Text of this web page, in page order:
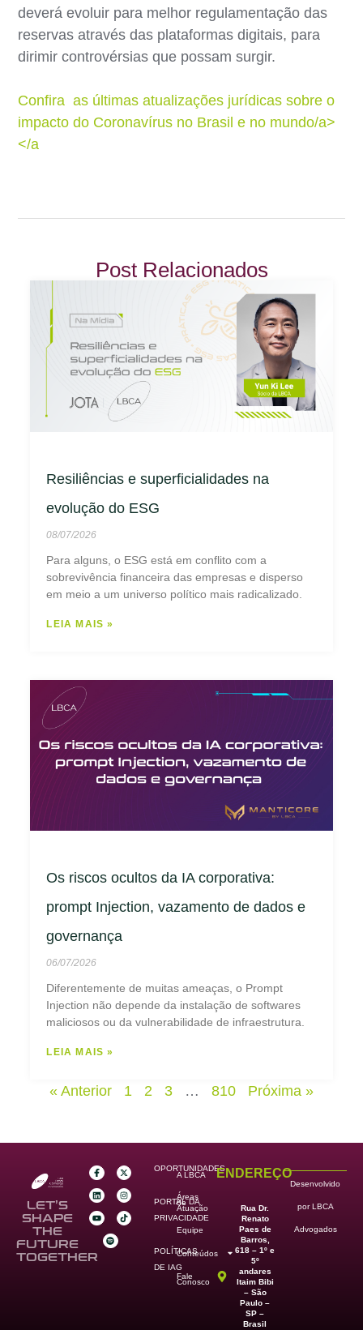
deverá evoluir para melhor regulamentação das
reservas através das plataformas digitais, para
dirimir controvérsias que possam surgir.
Confira as últimas atualizações jurídicas sobre o
impacto do Coronavírus no Brasil e no mundo/a>
</a
Post Relacionados
Resiliências e superficialidades na
evolução do ESG
08/07/2026
Para alguns, o ESG está em conflito com a
sobrevivência financeira das empresas e disperso
em meio a um universo político mais radicalizado.
LEIA MAIS »
Os riscos ocultos da IA corporativa:
prompt Injection, vazamento de dados e
governança
06/07/2026
Diferentemente de muitas ameaças, o Prompt
Injection não depende da instalação de softwares
maliciosos ou da vulnerabilidade de infraestrutura.
LEIA MAIS »
« Anterior 1 2 3 … 810 Próxima »
LET’S
SHAPE
THE
FUTURE
TOGETHER
OPORTUNIDADES
PORTAL DA
PRIVACIDADE
POLÍTICAS
DE IAG
A LBCA
Áreas
de
Atuação
Equipe
Conteúdos
Fale
Conosco
ENDEREÇO
Rua Dr.
Renato
Paes de
Barros,
618 – 1º e
5º
andares
Itaim Bibi
– São
Paulo –
SP –
Brasil
Desenvolvido
por LBCA
Advogados